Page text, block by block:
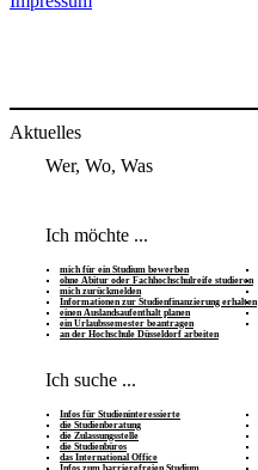
Aktuelles
Wer, Wo, Was
Ich möchte ...
mich für ein Studium bewerben
ohne Abitur oder Fachhochschulreife studieren
mich zurückmelden
Informationen zur Studienfinanzierung erhalten
einen Auslandsaufenthalt planen
ein Urlaubssemester beantragen
an der Hochschule Düsseldorf arbeiten
Ich suche ...
Infos für Studieninteressierte
die Studienberatung
die Zulassungsstelle
die Studienbüros
das International Office